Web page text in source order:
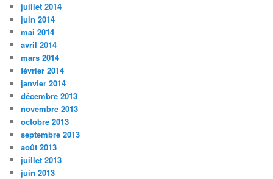
juillet 2014
juin 2014
mai 2014
avril 2014
mars 2014
février 2014
janvier 2014
décembre 2013
novembre 2013
octobre 2013
septembre 2013
août 2013
juillet 2013
juin 2013